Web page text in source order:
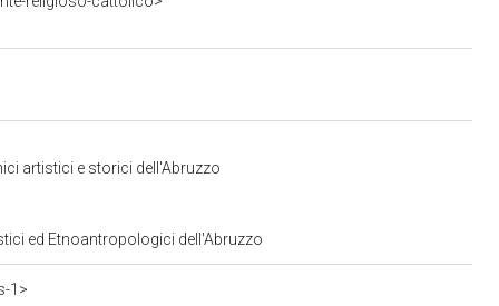
artistici e storici dell'Abruzzo
ed Etnoantropologici dell'Abruzzo
1>